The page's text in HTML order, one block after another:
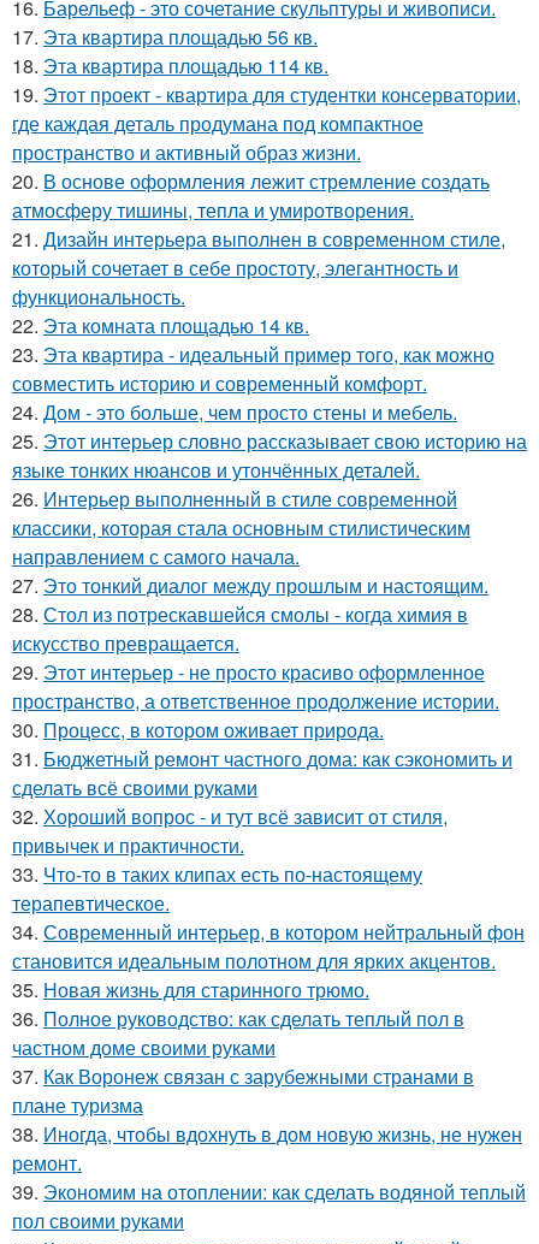
16. Барельеф - это сочетание скульптуры и живописи.
17. Эта квартира площадью 56 кв.
18. Эта квартира площадью 114 кв.
19. Этот проект - квартира для студентки консерватории,
где каждая деталь продумана под компактное
пространство и активный образ жизни.
20. В основе оформления лежит стремление создать
атмосферу тишины, тепла и умиротворения.
21. Дизайн интерьера выполнен в современном стиле,
который сочетает в себе простоту, элегантность и
функциональность.
22. Эта комната площадью 14 кв.
23. Эта квартира - идеальный пример того, как можно
совместить историю и современный комфорт.
24. Дом - это больше, чем просто стены и мебель.
25. Этот интерьер словно рассказывает свою историю на
языке тонких нюансов и утончённых деталей.
26. Интерьер выполненный в стиле современной
классики, которая стала основным стилистическим
направлением с самого начала.
27. Это тонкий диалог между прошлым и настоящим.
28. Стол из потрескавшейся смолы - когда химия в
искусство превращается.
29. Этот интерьер - не просто красиво оформленное
пространство, а ответственное продолжение истории.
30. Процесс, в котором оживает природа.
31. Бюджетный ремонт частного дома: как сэкономить и
сделать всё своими руками
32. Хороший вопрос - и тут всё зависит от стиля,
привычек и практичности.
33. Что-то в таких клипах есть по-настоящему
терапевтическое.
34. Современный интерьер, в котором нейтральный фон
становится идеальным полотном для ярких акцентов.
35. Новая жизнь для старинного трюмо.
36. Полное руководство: как сделать теплый пол в
частном доме своими руками
37. Как Воронеж связан с зарубежными странами в
плане туризма
38. Иногда, чтобы вдохнуть в дом новую жизнь, не нужен
ремонт.
39. Экономим на отоплении: как сделать водяной теплый
пол своими руками